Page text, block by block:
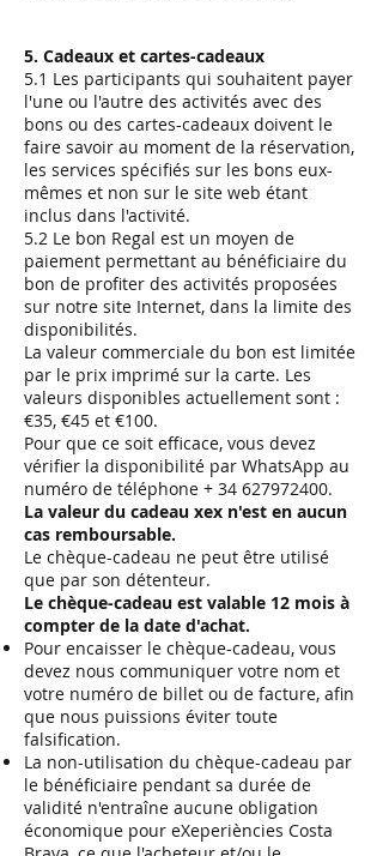
5. Cadeaux et cartes-cadeaux
5.1 Les participants qui souhaitent payer
l'une ou l'autre des activités avec des
bons ou des cartes-cadeaux doivent le
faire savoir au moment de la réservation,
les services spécifiés sur les bons eux-
mêmes et non sur le site web étant
inclus dans l'activité.
5.2 Le bon Regal est un moyen de
paiement permettant au bénéficiaire du
bon de profiter des activités proposées
sur notre site Internet, dans la limite des
disponibilités.
La valeur commerciale du bon est limitée
par le prix imprimé sur la carte. Les
valeurs disponibles actuellement sont :
€35, €45 et €100.
Pour que ce soit efficace, vous devez
vérifier la disponibilité par WhatsApp au
numéro de téléphone + 34 627972400.
La valeur du cadeau xex n'est en aucun
cas remboursable.
Le chèque-cadeau ne peut être utilisé
que par son détenteur.
Le chèque-cadeau est valable 12 mois à
compter de la date d'achat.
Pour encaisser le chèque-cadeau, vous
devez nous communiquer votre nom et
votre numéro de billet ou de facture, afin
que nous puissions éviter toute
falsification.
La non-utilisation du chèque-cadeau par
le bénéficiaire pendant sa durée de
validité n'entraîne aucune obligation
économique pour eXeperiències Costa